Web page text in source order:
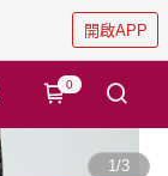
開啟APP
0
1/3